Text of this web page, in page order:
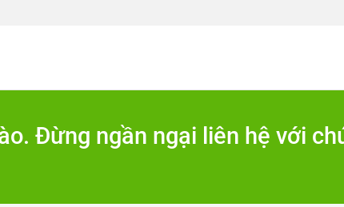
Đừng ngần ngại liên hệ với